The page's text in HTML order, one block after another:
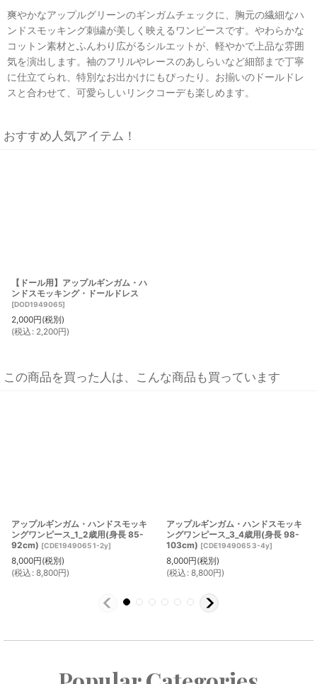
爽やかなアップルグリーンのギンガムチェックに、胸元の繊細なハ
ンドスモッキング刺繍が美しく映えるワンピースです。やわらかな
コットン素材とふんわり広がるシルエットが、軽やかで上品な雰囲
気を演出します。袖のフリルやレースのあしらいなど細部まで丁寧
に仕立てられ、特別なお出かけにもぴったり。お揃いのドールドレ
スと合わせて、可愛らしいリンクコーデも楽しめます。
おすすめ人気アイテム！
【ドール用】アップルギンガム・ハ
ンドスモッキング・ドールドレス
[DOD1949065]
2,000円(税別)
(税込 : 2,200円)
この商品を買った人は、こんな商品も買っています
アップルギンガム・ハンドスモッキ
ングワンピース_1_2歳用(身長 85-
92cm) [CDE1949065 1-2y]
8,000円(税別)
(税込 : 8,800円)
アップルギンガム・ハンドスモッキ
ングワンピース_3_4歳用(身長 98-
103cm) [CDE1949065 3-4y]
8,000円(税別)
(税込 : 8,800円)